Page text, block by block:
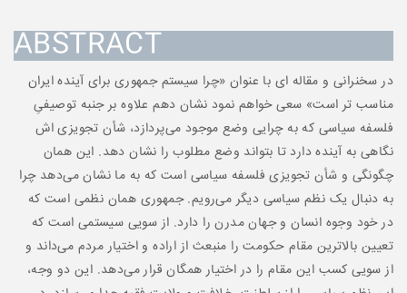
ABSTRACT
در سخنرانی و مقاله ای با عنوان «چرا سیستم جمهوری برای آینده ایران
مناسب تر است» سعی خواهم نمود نشان دهم علاوه بر جنبه توصیفیِ
فلسفه سیاسی که به چرایی وضع موجود می‌پردازد، شأن تجویزی اش
نگاهی به آینده دارد تا بتواند وضع مطلوب را نشان دهد. این همان
چگونگی و شأن تجویزی فلسفه سیاسی است که به ما نشان می‌دهد چرا
به دنبال یک نظم سیاسی دیگر می‌رویم. جمهوری همان نظمی است که
در خود وجوه انسان و جهان مدرن را دارد. از سویی سیستمی است که
تعیین بالاترین مقام حکومت را منبعث از اراده و اختیار مردم می‌داند و
از سویی کسب این مقام را در اختیار همگان قرار می‌دهد. این دو‌ وجه،